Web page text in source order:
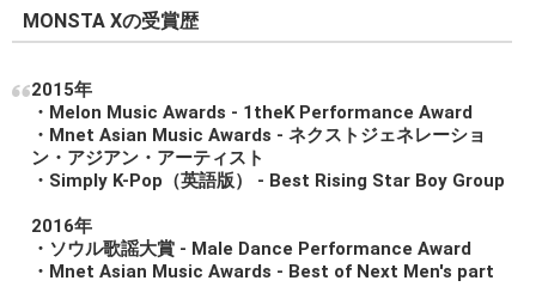
MONSTA Xの受賞歴
2015年
・Melon Music Awards - 1theK Performance Award
・Mnet Asian Music Awards - ネクストジェネレーショ
ン・アジアン・アーティスト
・Simply K-Pop（英語版） - Best Rising Star Boy Group
2016年
・ソウル歌謡大賞 - Male Dance Performance Award
・Mnet Asian Music Awards - Best of Next Men's part